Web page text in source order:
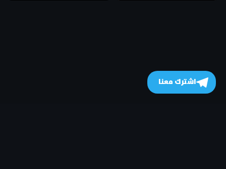
اشترك معنا